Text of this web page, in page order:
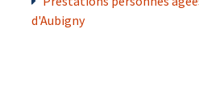
d'Aubigny